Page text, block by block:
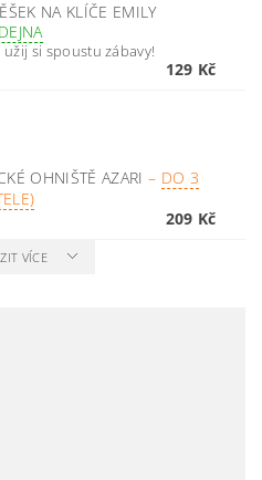
NA KLÍČE EMILY
užij si spoustu zábavy!
129 Kč
OHNIŠTĚ AZARI – DO 3
209 Kč
VÍCE